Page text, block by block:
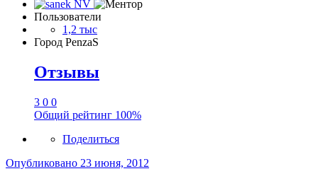
Пользователи
1,2 тыс
Город PenzaS
Отзывы
3 0 0
Общий рейтинг 100%
Поделиться
Опубликовано 23 июня, 2012